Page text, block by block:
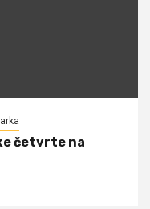
četvrte na